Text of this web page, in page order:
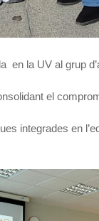
en la UV al grup
el
integrades en